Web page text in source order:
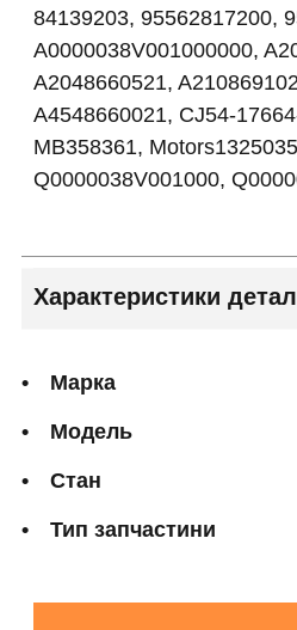
84139203, 95562817200,
A0000038V001000000,
A2048660521,
A4548660021, CJ54-
MB358361,
Q0000038V001000,
Характеристики
Марка
Модель
Стан
Тип запчастини